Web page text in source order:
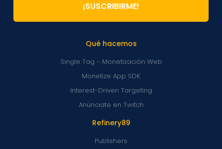
Refinery89
Publishers
Qué hacemos
Single Tag - Monetización Web
Monetize App SDK
Interest-Driven Targeting
Anúnciate en Twitch
¡SUSCRIBIRME!